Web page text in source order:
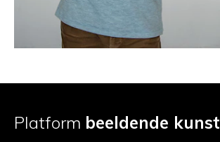
Platform beeldende kunst